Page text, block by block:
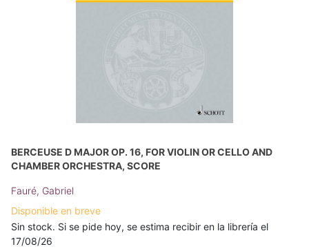
BERCEUSE D MAJOR OP. 16, FOR VIOLIN OR CELLO AND
CHAMBER ORCHESTRA, SCORE
Fauré, Gabriel
Disponible en breve
Sin stock. Si se pide hoy, se estima recibir en la librería el
17/08/26